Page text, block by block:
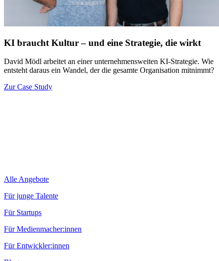
KI braucht Kultur – und eine Strategie, die wirkt
David Mödl arbeitet an einer unternehmensweiten KI-Strategie. Wie
entsteht daraus ein Wandel, der die gesamte Organisation mitnimmt?
Zur Case Study
Alle Angebote
Für junge Talente
Für Startups
Für Medienmacher:innen
Für Entwickler:innen